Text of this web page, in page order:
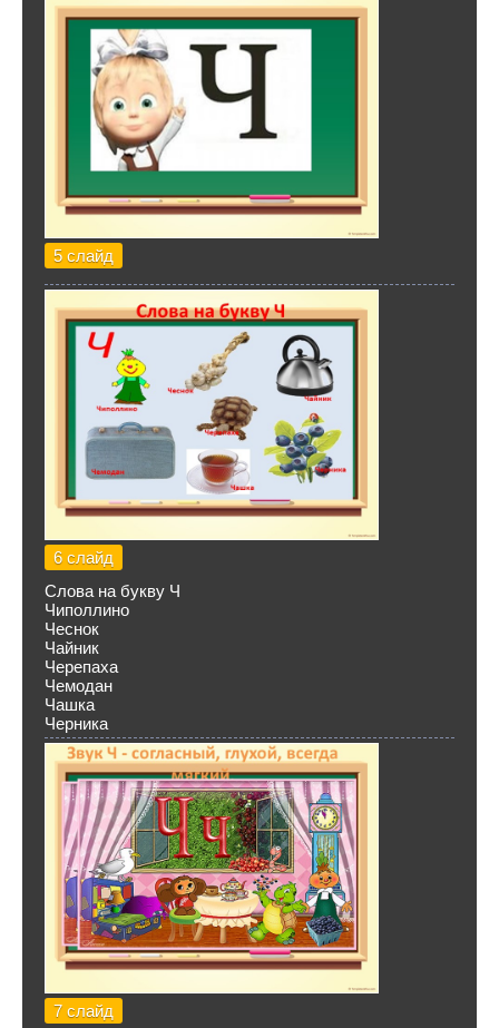
5 слайд
6 слайд
Слова на букву Ч
Чиполлино
Чеснок
Чайник
Черепаха
Чемодан
Чашка
Черника
7 слайд